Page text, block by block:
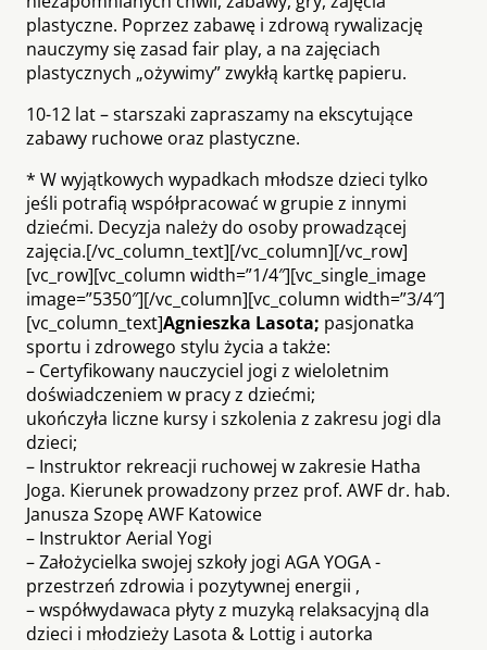
plastyczne. Poprzez zabawę i zdrową rywalizację
nauczymy się zasad fair play, a na zajęciach
plastycznych „ożywimy” zwykłą kartkę papieru.
10-12 lat – starszaki zapraszamy na ekscytujące
zabawy ruchowe oraz plastyczne.
* W wyjątkowych wypadkach młodsze dzieci tylko
jeśli potrafią współpracować w grupie z innymi
dziećmi. Decyzja należy do osoby prowadzącej
zajęcia.[/vc_column_text][/vc_column][/vc_row]
[vc_row][vc_column width=”1/4″][vc_single_image
image=”5350″][/vc_column][vc_column width=”3/4″]
[vc_column_text]Agnieszka Lasota; pasjonatka
sportu i zdrowego stylu życia a także:
– Certyfikowany nauczyciel jogi z wieloletnim
doświadczeniem w pracy z dziećmi;
ukończyła liczne kursy i szkolenia z zakresu jogi dla
dzieci;
– Instruktor rekreacji ruchowej w zakresie Hatha
Joga. Kierunek prowadzony przez prof. AWF dr. hab.
Janusza Szopę AWF Katowice
– Instruktor Aerial Yogi
– Założycielka swojej szkoły jogi AGA YOGA -
przestrzeń zdrowia i pozytywnej energii ,
– współwydawaca płyty z muzyką relaksacyjną dla
dzieci i młodzieży Lasota & Lottig i autorka